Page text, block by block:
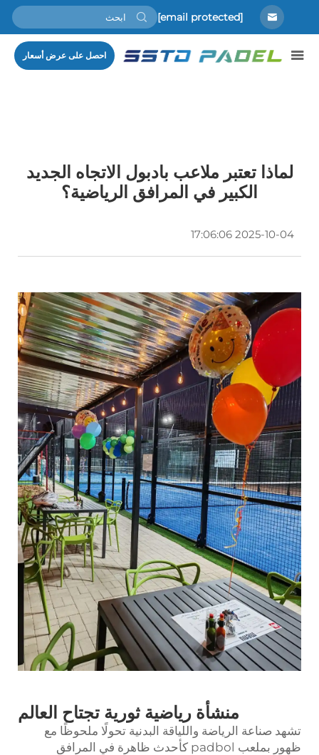
[email protected]
احصل على عرض أسعار
لماذا تعتبر ملاعب بادبول الاتجاه الجديد
الكبير في المرافق الرياضية؟
2025-10-04 17:06:06
منشأة رياضية ثورية تجتاح العالم
تشهد صناعة الرياضة واللياقة البدنية تحولًا ملحوظًا مع
ظهور بملعب padbol
كأحدث ظاهرة في المرافق